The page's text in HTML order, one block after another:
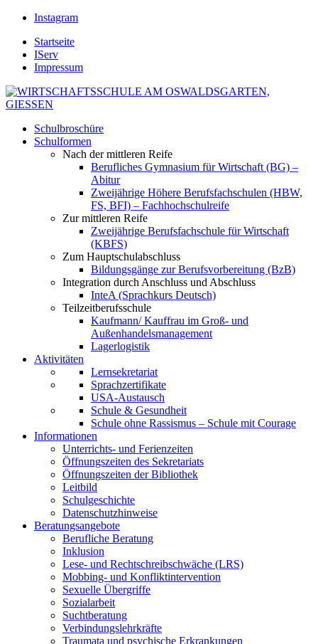
Instagram
Startseite
IServ
Impressum
Schulbroschüre
Schulformen
Nach der mittleren Reife
Berufliches Gymnasium für Wirtschaft (BG) –
Abitur
Zweijährige Höhere Berufsfachschulen (HBW,
FS, BFI) – Fachhochschulreife
Zur mittleren Reife
Zweijährige Berufsfachschule für Wirtschaft
(KBFS)
Zum Hauptschulabschluss
Bildungsgänge zur Berufsvorbereitung (BzB)
Integration durch Anschluss und Abschluss
InteA (Sprachkurs Deutsch)
Teilzeitberufsschule
Kaufmann/ Kauffrau im Groß- und
Außenhandelsmanagement
Lagerlogistik
Aktivitäten
Lernsekretariat
Sprachzertifikate
USA-Austausch
Schule & Gesundheit
Schule ohne Rassismus – Schule mit Courage
Informationen
Unterrichts- und Ferienzeiten
Öffnungszeiten des Sekretariats
Öffnungszeiten der Bibliothek
Leitbild
Schulgeschichte
Datenschutzhinweise
Beratungsangebote
Berufliche Beratung
Inklusion
Lese- und Rechtschreibschwäche (LRS)
Mobbing- und Konfliktintervention
Sexuelle Übergriffe
Sozialarbeit
Suchtberatung
Verbindungslehrkräfte
Traumata und psychische Erkrankungen